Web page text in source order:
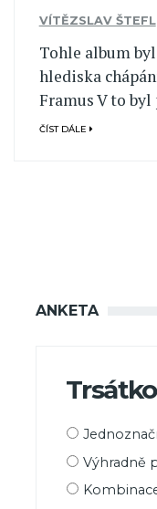
VÍTĚZSLAV ŠTEFL
Tohle album
hlediska
Framus V to byl
ČÍST DÁLE
ANKETA
Možnosti
Výhradně